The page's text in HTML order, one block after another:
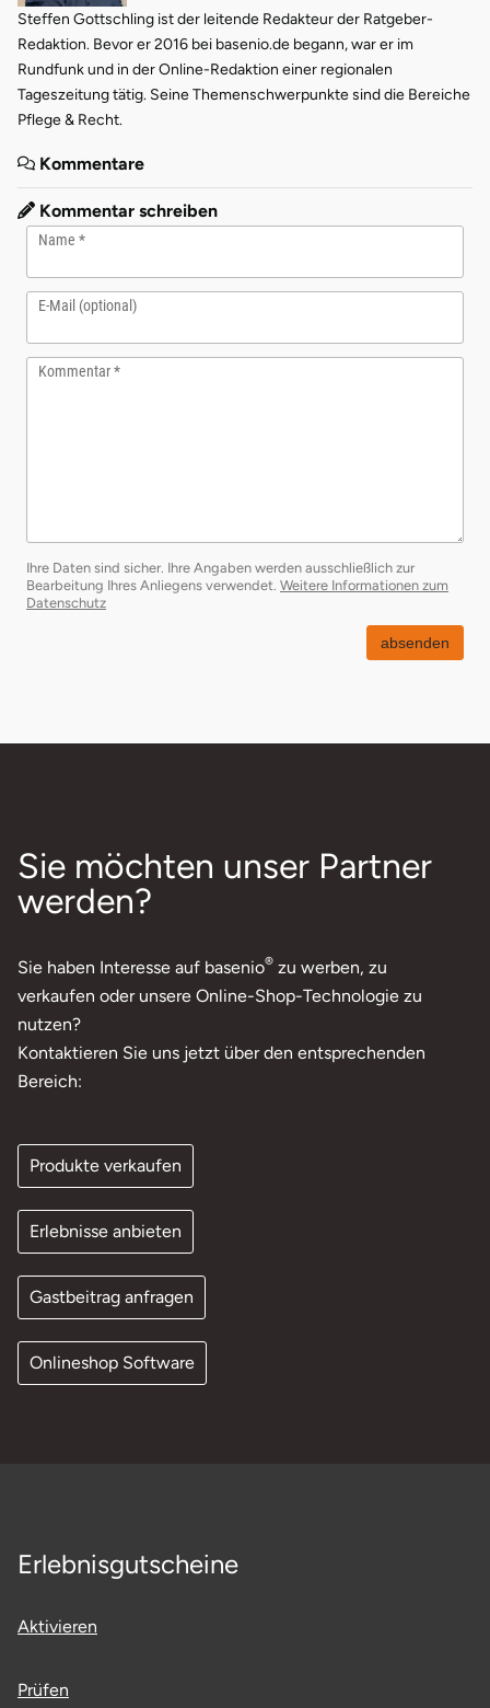
Steffen Gottschling ist der leitende Redakteur der Ratgeber-
Redaktion. Bevor er 2016 bei basenio.de begann, war er im
Rundfunk und in der Online-Redaktion einer regionalen
Tageszeitung tätig. Seine Themenschwerpunkte sind die Bereiche
Pflege & Recht.
Kommentare
Kommentar schreiben
Name
E-Mail (optional)
Kommentar
Ihre Daten sind sicher. Ihre Angaben werden ausschließlich zur
Bearbeitung Ihres Anliegens verwendet. Weitere Informationen zum
Datenschutzöffnet in neuem Fenster
absenden
Sie möchten unser Partner
werden?
Sie haben Interesse auf basenio® zu werben, zu
verkaufen oder unsere Online-Shop-Technologie zu
nutzen?
Kontaktieren Sie uns jetzt über den entsprechenden
Bereich:
Produkte verkaufen
Erlebnisse anbieten
Gastbeitrag anfragen
Onlineshop Software
Erlebnisgutscheine
Aktivieren
Prüfen